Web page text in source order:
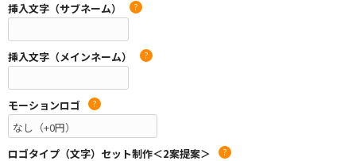
挿入文字（サブネーム） ?
挿入文字（メインネーム） ?
モーションロゴ ?
ロゴタイプ（文字）セット制作＜2案提案＞ ?